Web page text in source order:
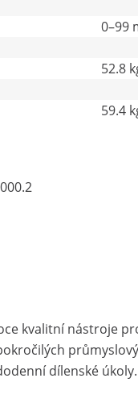
0–99
52.8
59.4
kvalitní nástroje
dílenské úkoly.